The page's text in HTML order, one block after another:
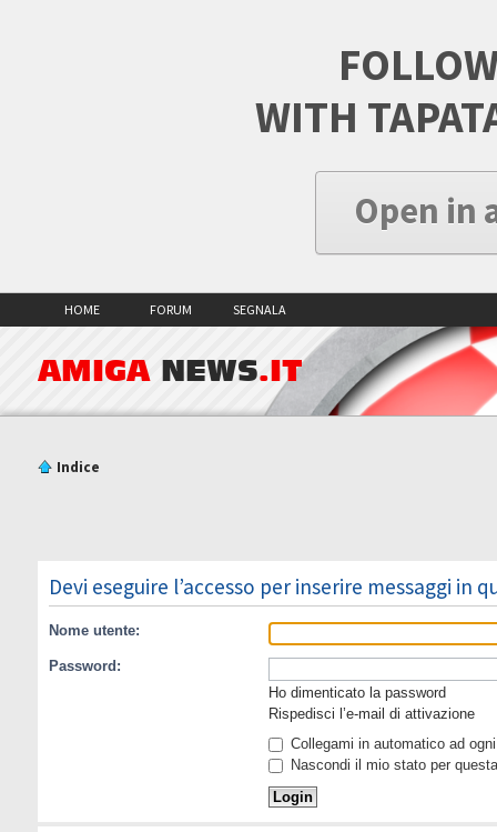
WITH
Open in
HOME FORUM SEGNALA
AMIGA NEWS.IT
Indice
Devi eseguire l’accesso per inserire messaggi in
Nome utente:
Password:
Ho dimenticato la password
Rispedisci l’e-mail di attivazione
Collegami in automatico ad
Nascondi il mio stato per